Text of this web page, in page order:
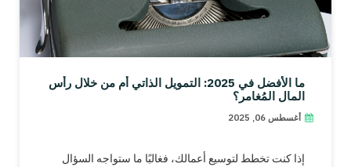
ما الأفضل في 2025: التمويل الذاتي أم من خلال رأس
المال المُغامر؟
أغسطس 06, 2025
إذا كنت تخطط لتوسيع أعمالك، فغالبًا ما ستواجه السؤال